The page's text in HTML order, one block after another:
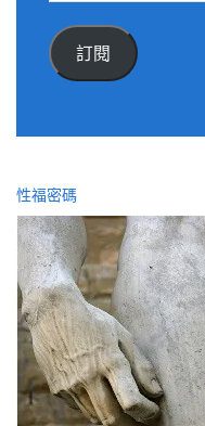
件
位
訂閱
性福密碼